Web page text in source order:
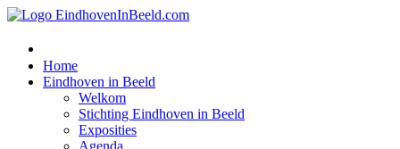
Home
Eindhoven in Beeld
Welkom
Stichting Eindhoven in Beeld
Exposities
Agenda